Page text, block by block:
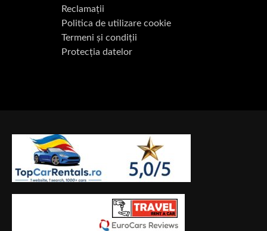
Reclamații
Politica de utilizare cookie
Termeni și condiții
Protecția datelor